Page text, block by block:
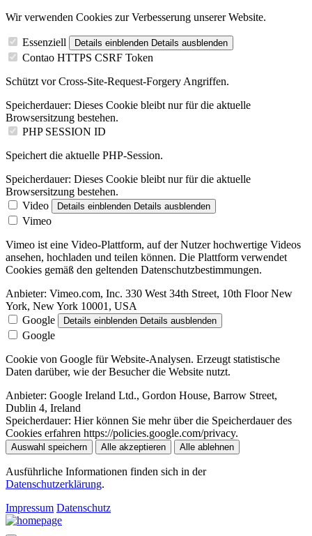
Wir verwenden Cookies zur Verbesserung unserer Website.
Essenziell Details einblenden Details ausblenden
Contao HTTPS CSRF Token
Schützt vor Cross-Site-Request-Forgery Angriffen.
Speicherdauer: Dieses Cookie bleibt nur für die aktuelle
Browsersitzung bestehen.
PHP SESSION ID
Speichert die aktuelle PHP-Session.
Speicherdauer: Dieses Cookie bleibt nur für die aktuelle
Browsersitzung bestehen.
Video
Details einblenden Details ausblenden
Vimeo
Vimeo ist eine Video-Plattform, auf der Nutzer hochwertige Videos
ansehen, hochladen und teilen können. Die Plattform verwendet
Cookies gemäß den geltenden Datenschutzbestimmungen.
Anbieter: Vimeo.com, Inc. 330 West 34th Street, 10th Floor New
York, New York 10001, USA
Google
Details einblenden Details ausblenden
Google
Cookie von Google für Website-Analysen. Erzeugt statistische
Daten darüber, wie der Besucher die Website nutzt.
Anbieter: Google Ireland Ltd., Gordon House, Barrow Street,
Dublin 4, Ireland
Speicherdauer: Hier können Sie mehr über die Speicherdauer des
Cookies erfahren https://policies.google.com/privacy.
Auswahl speichern Alle akzeptieren Alle ablehnen
Ausführliche Informationen finden sich in der
Datenschutzerklärung.
Impressum Datenschutz